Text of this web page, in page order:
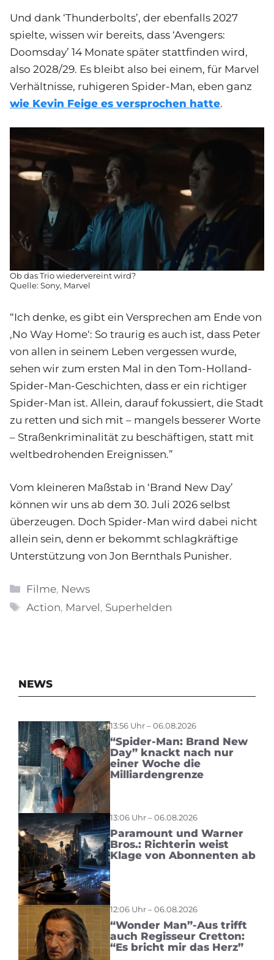
Und dank ‘Thunderbolts’, der ebenfalls 2027
spielte, wissen wir bereits, dass ‘Avengers:
Doomsday’ 14 Monate später stattfinden wird,
also 2028/29. Es bleibt also bei einem, für Marvel
Verhältnisse, ruhigeren Spider-Man, eben ganz
wie Kevin Feige es versprochen hatte.
Ob das Trio wiedervereint wird?
Quelle: Sony, Marvel
“Ich denke, es gibt ein Versprechen am Ende von
‚No Way Home‘: So traurig es auch ist, dass Peter
von allen in seinem Leben vergessen wurde,
sehen wir zum ersten Mal in den Tom-Holland-
Spider-Man-Geschichten, dass er ein richtiger
Spider-Man ist. Allein, darauf fokussiert, die Stadt
zu retten und sich mit – mangels besserer Worte
– Straßenkriminalität zu beschäftigen, statt mit
weltbedrohenden Ereignissen.”
Vom kleineren Maßstab in ‘Brand New Day’
können wir uns ab dem 30. Juli 2026 selbst
überzeugen. Doch Spider-Man wird dabei nicht
allein sein, denn er bekommt schlagkräftige
Unterstützung von Jon Bernthals Punisher.
Kategorien
Filme, News
Schlagwörter
Action, Marvel, Superhelden
NEWS
13:56 Uhr – 06.08.2026
“Spider-Man: Brand New
Day” knackt nach nur
einer Woche die
Milliardengrenze
13:06 Uhr – 06.08.2026
Paramount und Warner
Bros.: Richterin weist
Klage von Abonnenten ab
12:06 Uhr – 06.08.2026
“Wonder Man”-Aus trifft
auch Regisseur Cretton:
“Es bricht mir das Herz”